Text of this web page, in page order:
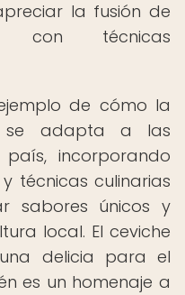
la fusión de
con técnicas
de cómo la
se adapta a las
incorporando
técnicas culinarias
sabores únicos y
local. El ceviche
delicia para el
es un homenaje a